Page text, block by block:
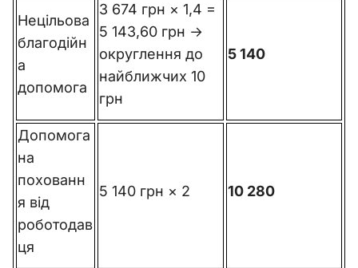
Нецільова
благодійн
а
допомога
3 674 грн × 1,4 =
5 143,60 грн →
округлення до
найближчих 10
грн
5 140
Допомога
на
похованн
я від
роботодав
ця
5 140 грн × 2 10 280